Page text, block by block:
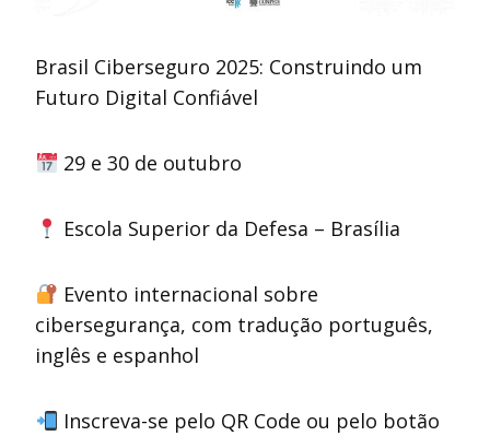
Brasil Ciberseguro 2025: Construindo um
Futuro Digital Confiável
29 e 30 de outubro
Escola Superior da Defesa – Brasília
Evento internacional sobre
cibersegurança, com tradução português,
inglês e espanhol
Inscreva-se pelo QR Code ou pelo botão